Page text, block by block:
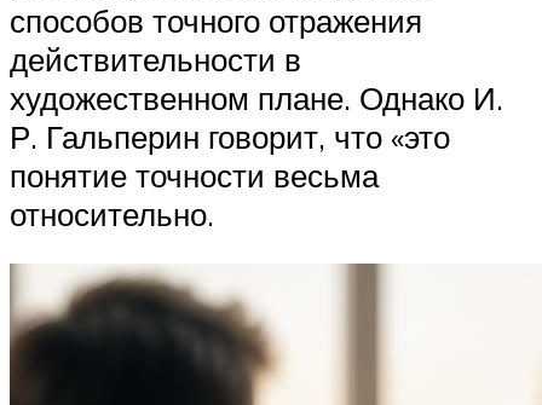
способов точного отражения
действительности в
художественном плане. Однако И.
Р. Гальперин говорит, что «это
понятие точности весьма
относительно.